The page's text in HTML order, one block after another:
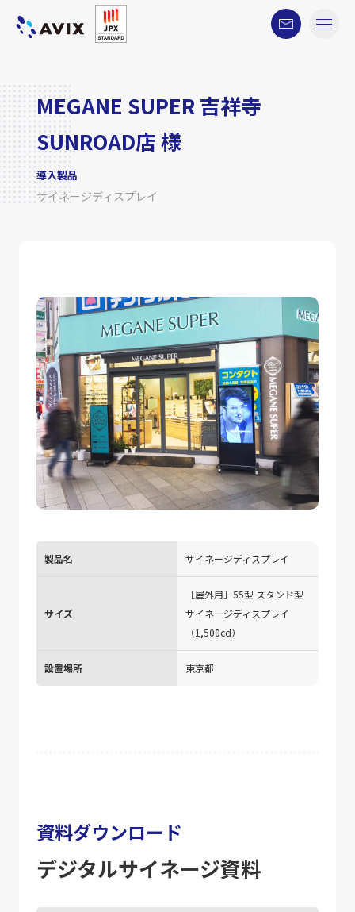
MEGANE SUPER 吉祥寺
SUNROAD店 様
導入製品
サイネージディスプレイ
製品名 サイネージディスプレイ
サイズ
［屋外用］55型 スタンド型
サイネージディスプレイ
（1,500cd）
設置場所 東京都
資料ダウンロード
デジタルサイネージ資料